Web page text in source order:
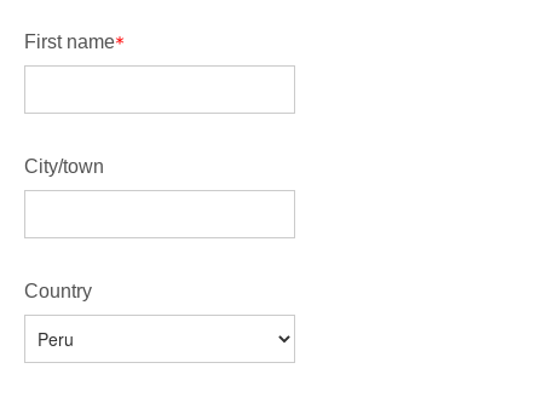
First name
City/town
Country